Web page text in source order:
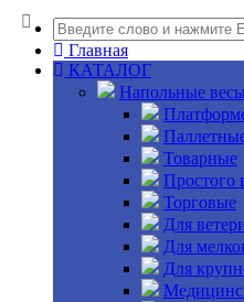
Главная
КАТАЛОГ
Напольные весы
Товарные
Простого
Торговые
Для
Для
Для